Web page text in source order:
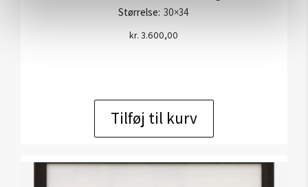
Størrelse: 30×34
kr. 3.600,00
Tilføj til kurv